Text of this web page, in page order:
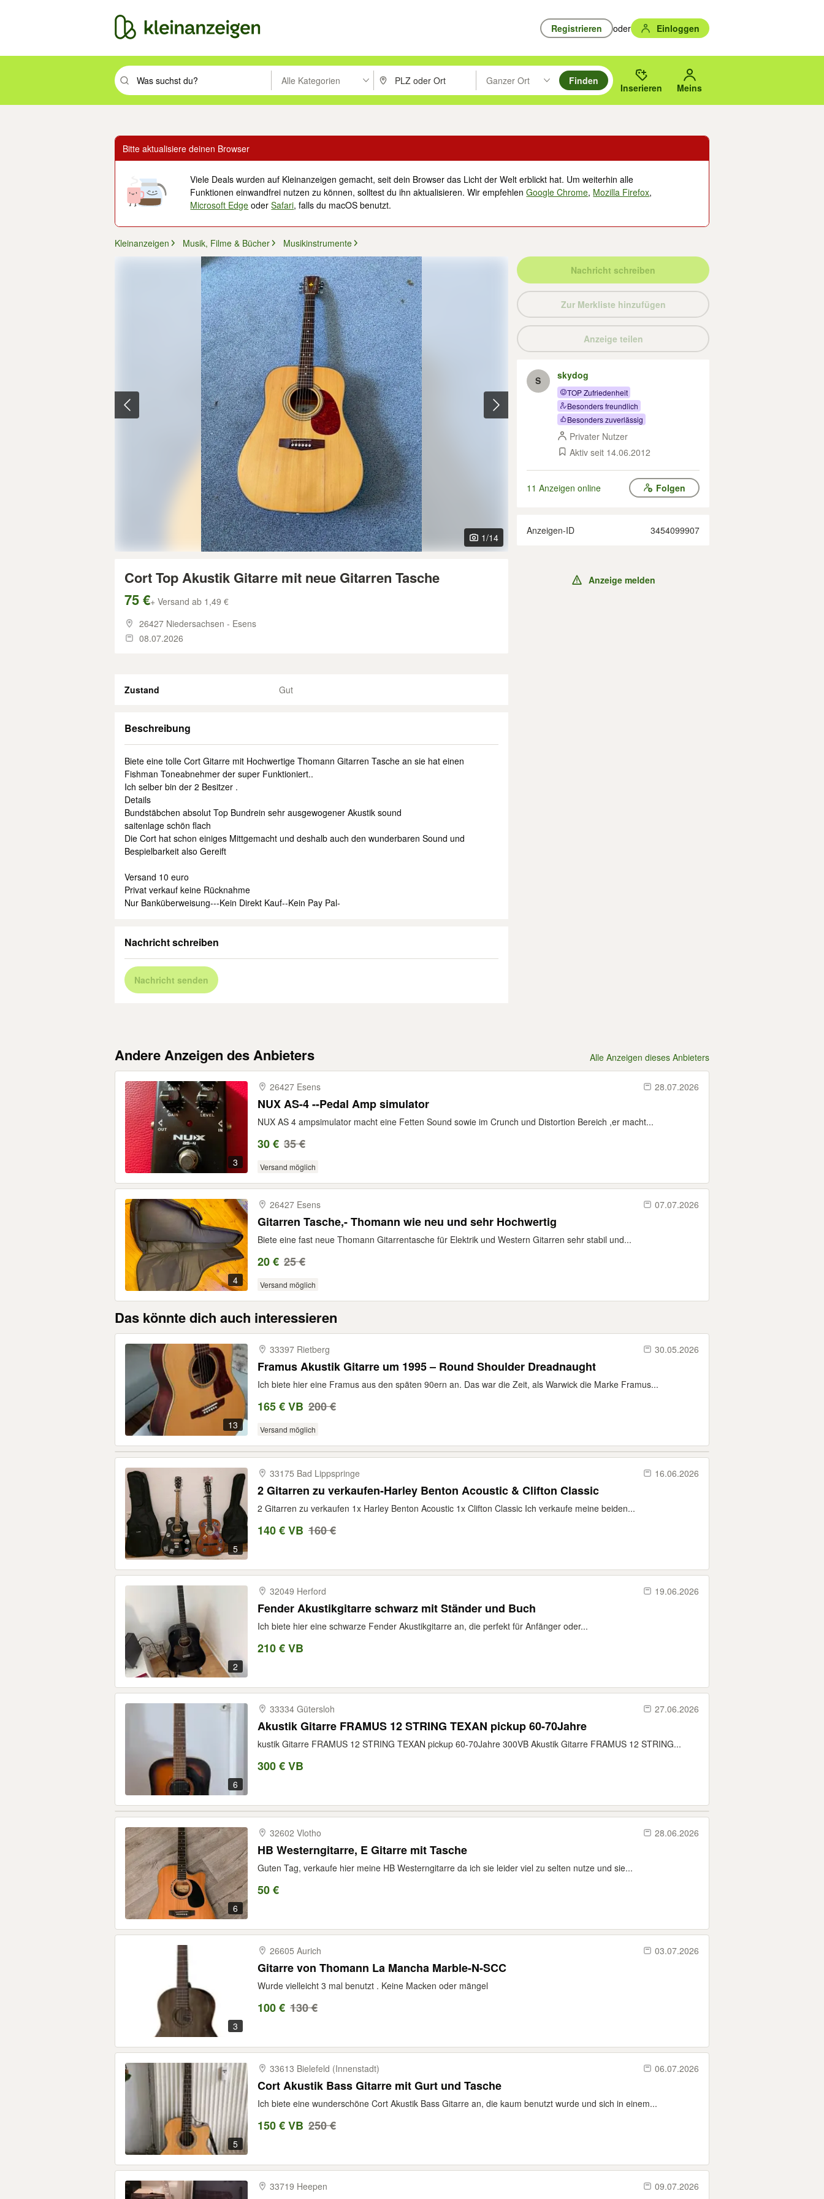
Registrieren oder Einloggen
Suchbegriff eingeben. Eingabetaste drücken um zu suchen, oder Vorschläge mit den Pfeiltasten nach oben/unten durchsuchen und mit Eingabetaste auswählen.
Alle Kategorien PLZ oder Ort eingeben. Eingabetaste drücken um zu suchen, oder Vorschläge mit den Pfeiltasten nach oben/
Ganzer Ort
Suche im Umkreis des gewählten Orts oder PLZ.
Finden
Inserieren Meins
Bitte aktualisiere deinen Browser
Viele Deals wurden auf Kleinanzeigen gemacht, seit dein Browser das Licht der Welt erblickt hat. Um weiterhin alle
Funktionen einwandfrei nutzen zu können, solltest du ihn aktualisieren. Wir empfehlenGoogle Chrome, Mozilla Firefox,
Microsoft Edge oderSafari, falls du macOS benutzt.
Kleinanzeigen Musik, Filme & Bücher Musikinstrumente
1/14
Cort Top Akustik Gitarre mit neue Gitarren Tasche
75 €+ Versand ab 1,49 €
26427 Niedersachsen - Esens
08.07.2026
Zustand Gut
Beschreibung
Biete eine tolle Cort Gitarre mit Hochwertige Thomann Gitarren Tasche an sie hat einen
Fishman Toneabnehmer der super Funktioniert..
Ich selber bin der 2 Besitzer .
Details
Bundstäbchen absolut Top Bundrein sehr ausgewogener Akustik sound
saitenlage schön flach
Die Cort hat schon einiges Mittgemacht und deshalb auch den wunderbaren Sound und
Bespielbarkeit also Gereift
Versand 10 euro
Privat verkauf keine Rücknahme
Nur Banküberweisung---Kein Direkt Kauf--Kein Pay Pal-
Nachricht schreiben
Nachricht senden
Nachricht schreiben
Zur Merkliste hinzufügen
Anzeige teilen
S skydog
TOP Zufriedenheit
Besonders freundlich
Besonders zuverlässig
Privater Nutzer
Aktiv seit 14.06.2012
11 Anzeigen online Folgen
Anzeigen-ID 3454099907
Anzeige melden
Andere Anzeigen des Anbieters Alle Anzeigen dieses Anbieters
3
26427 Esens 28.07.2026
NUX AS-4 --Pedal Amp simulator
NUX AS 4 ampsimulator macht eine Fetten Sound sowie im Crunch und Distortion Bereich ,er macht...
30 € 35 €
Versand möglich
4
26427 Esens 07.07.2026
Gitarren Tasche,- Thomann wie neu und sehr Hochwertig
Biete eine fast neue Thomann Gitarrentasche für Elektrik und Western Gitarren sehr stabil und...
20 € 25 €
Versand möglich
Das könnte dich auch interessieren
13
33397 Rietberg 30.05.2026
Framus Akustik Gitarre um 1995 – Round Shoulder Dreadnaught
Ich biete hier eine Framus aus den späten 90ern an. Das war die Zeit, als Warwick die Marke Framus...
165 € VB 200 €
Versand möglich
5
33175 Bad Lippspringe 16.06.2026
2 Gitarren zu verkaufen-Harley Benton Acoustic & Clifton Classic
2 Gitarren zu verkaufen 1x Harley Benton Acoustic 1x Clifton Classic Ich verkaufe meine beiden...
140 € VB 160 €
2
32049 Herford 19.06.2026
Fender Akustikgitarre schwarz mit Ständer und Buch
Ich biete hier eine schwarze Fender Akustikgitarre an, die perfekt für Anfänger oder...
210 € VB
6
33334 Gütersloh 27.06.2026
Akustik Gitarre FRAMUS 12 STRING TEXAN pickup 60-70Jahre
kustik Gitarre FRAMUS 12 STRING TEXAN pickup 60-70Jahre 300VB Akustik Gitarre FRAMUS 12 STRING...
300 € VB
6
32602 Vlotho 28.06.2026
HB Westerngitarre, E Gitarre mit Tasche
Guten Tag, verkaufe hier meine HB Westerngitarre da ich sie leider viel zu selten nutze und sie...
50 €
3
26605 Aurich 03.07.2026
Gitarre von Thomann La Mancha Marble-N-SCC
Wurde vielleicht 3 mal benutzt . Keine Macken oder mängel
100 € 130 €
5
33613 Bielefeld (Innenstadt) 06.07.2026
Cort Akustik Bass Gitarre mit Gurt und Tasche
Ich biete eine wunderschöne Cort Akustik Bass Gitarre an, die kaum benutzt wurde und sich in einem...
150 € VB 250 €
33719 Heepen 09.07.2026